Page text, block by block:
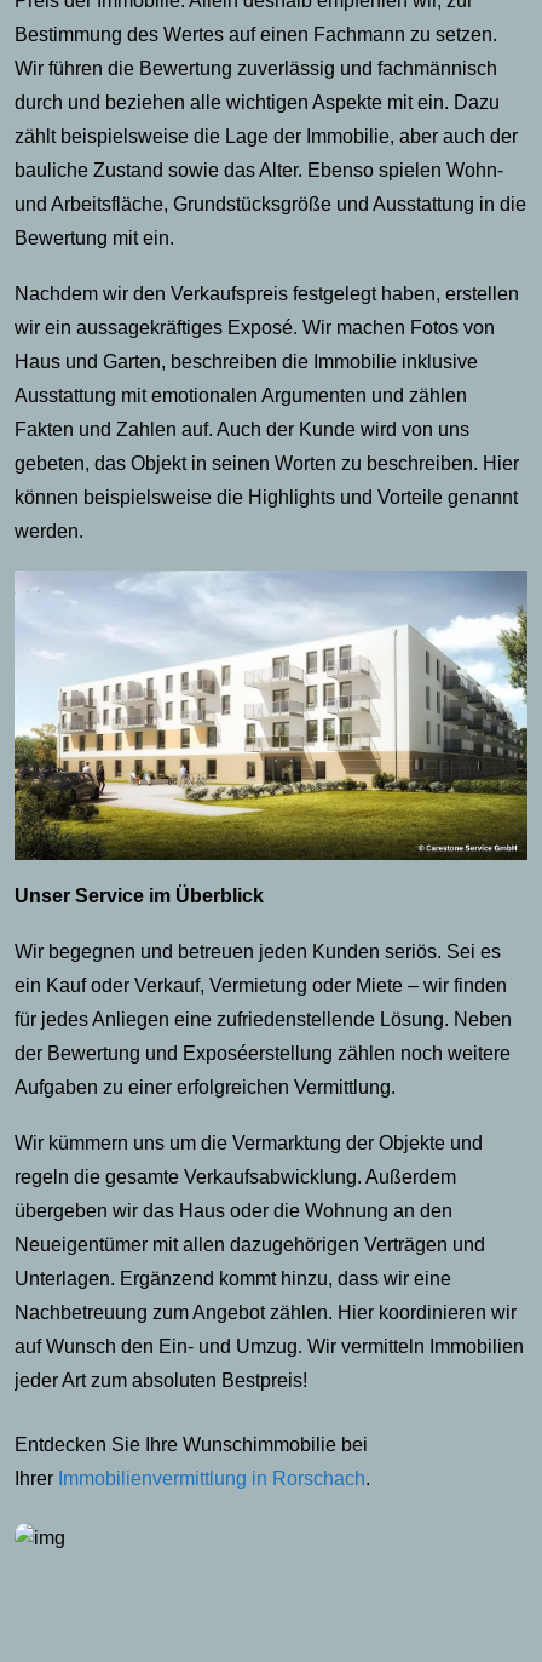
Bestimmung des Wertes auf einen Fachmann zu setzen.
Wir führen die Bewertung zuverlässig und fachmännisch
durch und beziehen alle wichtigen Aspekte mit ein. Dazu
zählt beispielsweise die Lage der Immobilie, aber auch der
bauliche Zustand sowie das Alter. Ebenso spielen Wohn-
und Arbeitsfläche, Grundstücksgröße und Ausstattung in die
Bewertung mit ein.
Nachdem wir den Verkaufspreis festgelegt haben, erstellen
wir ein aussagekräftiges Exposé. Wir machen Fotos von
Haus und Garten, beschreiben die Immobilie inklusive
Ausstattung mit emotionalen Argumenten und zählen
Fakten und Zahlen auf. Auch der Kunde wird von uns
gebeten, das Objekt in seinen Worten zu beschreiben. Hier
können beispielsweise die Highlights und Vorteile genannt
werden.
Unser Service im Überblick
Wir begegnen und betreuen jeden Kunden seriös. Sei es
ein Kauf oder Verkauf, Vermietung oder Miete – wir finden
für jedes Anliegen eine zufriedenstellende Lösung. Neben
der Bewertung und Exposéerstellung zählen noch weitere
Aufgaben zu einer erfolgreichen Vermittlung.
Wir kümmern uns um die Vermarktung der Objekte und
regeln die gesamte Verkaufsabwicklung. Außerdem
übergeben wir das Haus oder die Wohnung an den
Neueigentümer mit allen dazugehörigen Verträgen und
Unterlagen. Ergänzend kommt hinzu, dass wir eine
Nachbetreuung zum Angebot zählen. Hier koordinieren wir
auf Wunsch den Ein- und Umzug. Wir vermitteln Immobilien
jeder Art zum absoluten Bestpreis!
Entdecken Sie Ihre Wunschimmobilie bei
Ihrer Immobilienvermittlung in Rorschach.